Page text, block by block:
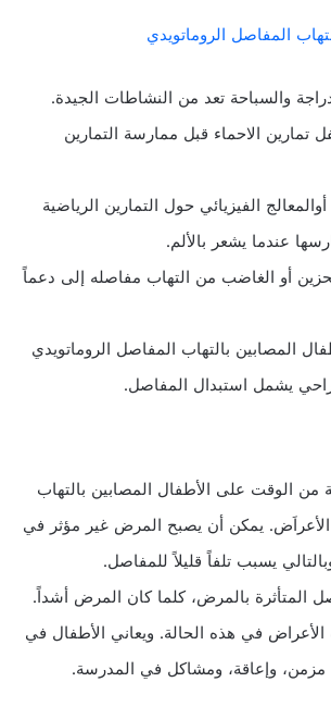
المفاصل الروماتويدي
والسباحة تعد من النشاطات الجيدة.
تمارين الاحماء قبل ممارسة التمارين
الفيزيائي حول التمارين الرياضية
عندما يشعر بالألم.
أو الغاضب من التهاب مفاصله إلى دعماً
المصابين بالتهاب المفاصل الروماتويدي
يشمل استبدال المفاصل.
الوقت على الأطفال المصابين بالتهاب
يمكن أن يصبح المرض غير مؤثر في
يسبب تلفاً قليلاً للمفاصل.
المتأثرة بالمرض، كلما كان المرض أشداً.
في هذه الحالة. ويعاني الأطفال في
مزمن، وإعاقة، ومشاكل في المدرسة.